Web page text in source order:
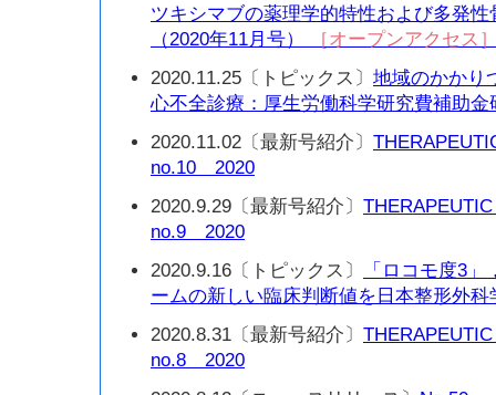
ツキシマブの薬理学的特性および多発
（2020年11月号）
［オープンアクセス
2020.11.25〔トピックス〕 地域のかかり
心不全診療：厚生労働科学研究費補助
2020.11.02〔最新号紹介〕
no.10 2020
2020.9.29〔最新号紹介〕
no.9 2020
2020.9.16〔トピックス〕
「ロコモ度3
ームの新しい臨床判断値を日本整形外科
2020.8.31〔最新号紹介〕
no.8 2020